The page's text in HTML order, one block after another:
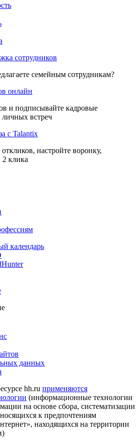
сотрудников
семейным сотрудникам?
онлайн
и подписывайте кадровые
личных встреч
с Talantix
настройте воронку,
2 клика
календарь
данных
hh.ru применяются
(информационные технологии
на основе сбора, систематизации
к предпочтениям
находящихся на территории